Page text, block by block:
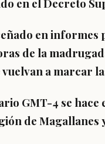
en el Decreto
en
de la
vuelvan a marcar
GMT-4 se
de